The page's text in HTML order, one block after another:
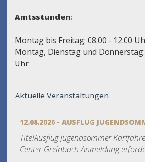
Amtsstunden:
Montag bis Freitag: 08.00 - 12.00
Montag, Dienstag und Donnerstag:
Uhr
Aktuelle Veranstaltungen
12.08.2026 - AUSFLUG
TitelAusflug Jugendsommer
Center Greinbach Anmeldung